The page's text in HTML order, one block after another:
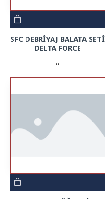
SFC DEBRİYAJ BALATA SETİ
DELTA FORCE
..